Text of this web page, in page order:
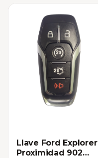
Llave Ford Explorer
Proximidad 902